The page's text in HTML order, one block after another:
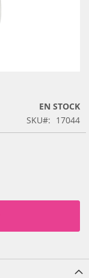
EN STOCK
SKU
17044